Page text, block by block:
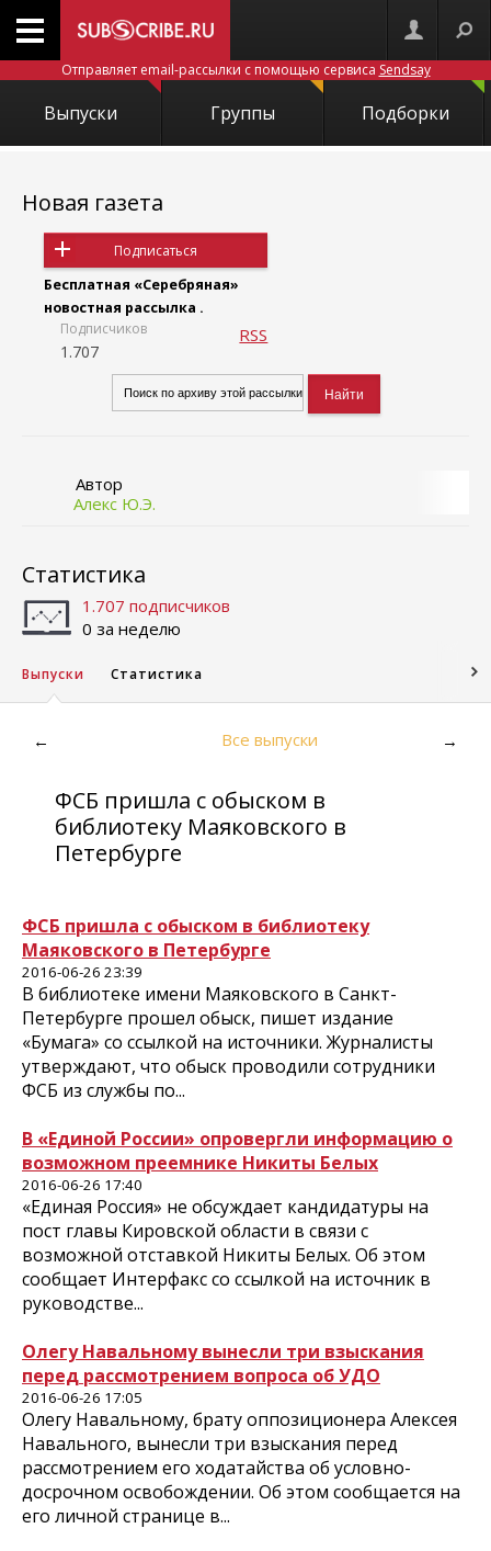
Отправляет email-рассылки с помощью сервиса Sendsay
Выпуски Группы Подборки
Новая газета
Подписаться
Бесплатная «Серебряная»
новостная рассылка .
Подписчиков
1.707
RSS
Автор
Алекс Ю.Э.
Статистика
1.707 подписчиков
0 за неделю
Выпуски Статистика
← Все выпуски →
ФСБ пришла с обыском в
библиотеку Маяковского в
Петербурге
ФСБ пришла с обыском в библиотеку
Маяковского в Петербурге
2016-06-26 23:39
В библиотеке имени Маяковского в Санкт-
Петербурге прошел обыск, пишет издание
«Бумага» со ссылкой на источники. Журналисты
утверждают, что обыск проводили сотрудники
ФСБ из службы по...
В «Единой России» опровергли информацию о
возможном преемнике Никиты Белых
2016-06-26 17:40
«Единая Россия» не обсуждает кандидатуры на
пост главы Кировской области в связи с
возможной отставкой Никиты Белых. Об этом
сообщает Интерфакс со ссылкой на источник в
руководстве...
Олегу Навальному вынесли три взыскания
перед рассмотрением вопроса об УДО
2016-06-26 17:05
Олегу Навальному, брату оппозиционера Алексея
Навального, вынесли три взыскания перед
рассмотрением его ходатайства об условно-
досрочном освобождении. Об этом сообщается на
его личной странице в...